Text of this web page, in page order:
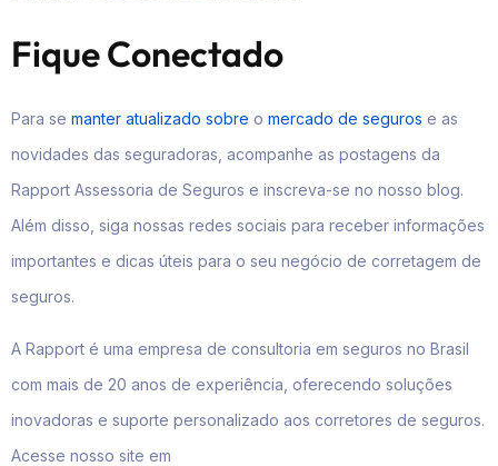
Fique Conectado
Para se manter atualizado sobre o mercado de seguros e as
novidades das seguradoras, acompanhe as postagens da
Rapport Assessoria de Seguros e inscreva-se no nosso blog.
Além disso, siga nossas redes sociais para receber informações
importantes e dicas úteis para o seu negócio de corretagem de
seguros.
A Rapport é uma empresa de consultoria em seguros no Brasil
com mais de 20 anos de experiência, oferecendo soluções
inovadoras e suporte personalizado aos corretores de seguros.
Acesse nosso site em